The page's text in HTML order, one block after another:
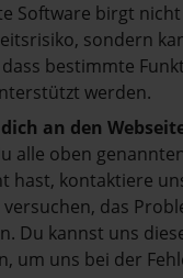
Software birgt
sondern
bestimmte
werden.
an den
alle oben
hast, kontaktiere
das
Du kannst uns
um uns bei der